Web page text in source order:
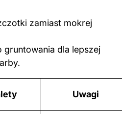
zamiast mokrej
gruntowania dla lepszej
Uwagi